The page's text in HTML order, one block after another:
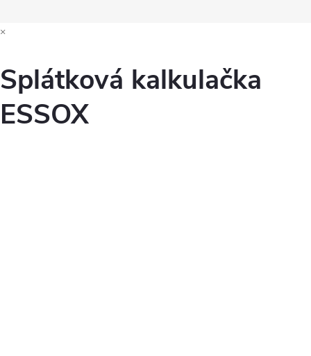
×
Splátková kalkulačka
ESSOX